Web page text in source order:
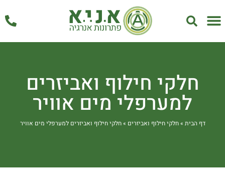
חלקי חילוף ואביזרים
למערפלי מים אוויר
דף הבית »חלקי חילוף ואביזרים »חלקי חילוף ואביזרים למערפלי מים אוויר